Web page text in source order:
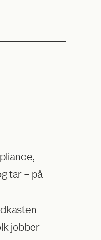
tar – på
jobber